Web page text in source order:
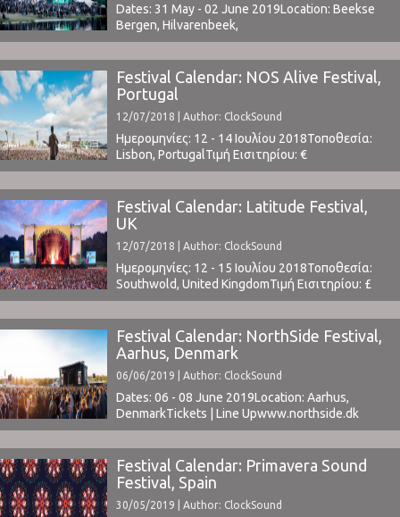
Dates: 31 May - 02 June 2019Location: Beekse
Bergen, Hilvarenbeek,
NetherlandsTickets | Lineup ⁪
Festival Calendar: NOS Alive Festival,
Portugal
12/07/2018 | Author: ClockSound
Ημερομηνίες: 12 - 14 Ιουλίου 2018Τοποθεσία:
Lisbon, PortugalΤιμή Εισιτηρίου: €
129Χωρητικότητα: 50,000Το Line Up
περιλαμβάνει:Alice in Chains, At The Drive In,
Beatriz Pessoa, Bernardo, Chvrches, Dead
End, DJ Glue, Eels, Franz Ferdinand, Friendly
White, Khalid, Mallu Magalhães, Marmozets,
Minta & The Brook Trout, MGMT, Nine Inch ...
Festival Calendar: Latitude Festival,
UK
12/07/2018 | Author: ClockSound
Ημερομηνίες: 12 - 15 Ιουλίου 2018Τοποθεσία:
Southwold, United KingdomΤιμή Εισιτηρίου: £
197.50 (buy here Χωρητικότητα: 35,000Το Line
Up περιλαμβάνει: t.b.a.www.latitudefestival.com ⁪
Festival Calendar: NorthSide Festival,
Aarhus, Denmark
06/06/2019 | Author: ClockSound
Dates: 06 - 08 June 2019Location: Aarhus,
DenmarkTickets | Line Upwww.northside.dk ⁪
Festival Calendar: Primavera Sound
Festival, Spain
30/05/2019 | Author: ClockSound